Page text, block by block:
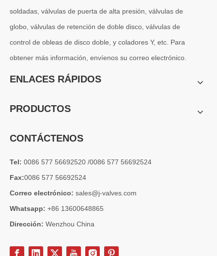
soldadas, válvulas de puerta de alta presión, válvulas de
globo, válvulas de retención de doble disco, válvulas de
control de obleas de disco doble, y coladores Y, etc. Para
obtener más información, envíenos su correo electrónico.
ENLACES RÁPIDOS
PRODUCTOS
CONTÁCTENOS
Tel: 0086 577 56692520 /0086 577 56692524
Fax:0086 577 56692524
Correo electrónico: sales@j-valves.com
Whatsapp: +86 13600648865
Dirección: Wenzhou China